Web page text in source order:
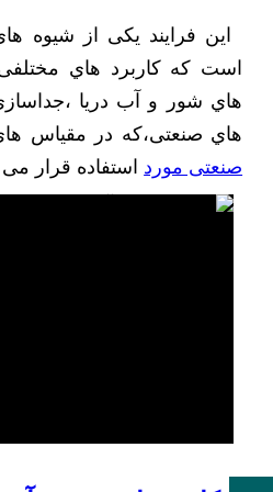
اﯾﻦ ﻓﺮاﯾﻨﺪ ﯾﮑﯽ از ﺷﯿﻮه
اﺳﺖ ﮐﻪ ﮐﺎرﺑﺮد ﻫﺎي ﻣﺨﺘﻠﻔﯽ
ﻫﺎي ﺷﻮر و آب درﯾﺎ
ﻫﺎي ﺻﻨﻌﺘﯽ،ﮐﻪ در ﻣﻘﯿﺎس
ﺻﻨﻌﺘﯽ ﻣﻮرداﺳﺘﻔﺎده ﻗﺮار ﻣﯽ